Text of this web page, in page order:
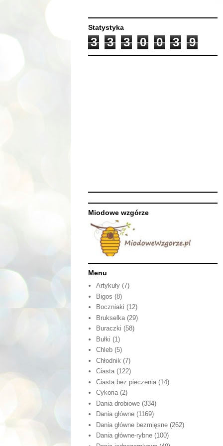
Statystyka
3 3 3 0 0 3 9
Miodowe wzgórze
Menu
Artykuły (7)
Bigos (8)
Boczniaki (12)
Brukselka (29)
Buraczki (58)
Bułki (1)
Chleb (5)
Chłodnik (7)
Ciasta (122)
Ciasta bez pieczenia (14)
Cykoria (2)
Dania drobiowe (334)
Dania główne (1169)
Dania główne bezmięsne (262)
Dania główne-rybne (100)